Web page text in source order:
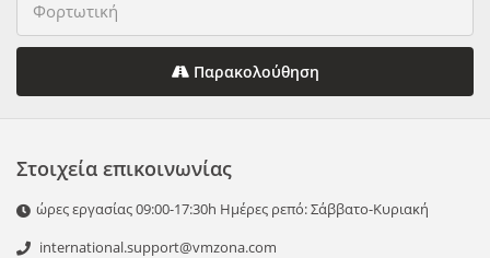
Παρακολούθηση
Στοιχεία επικοινωνίας
ώρες εργασίας 09:00-17:30h Ημέρες ρεπό: Σάββατο-Κυριακή
international.support@vmzona.com